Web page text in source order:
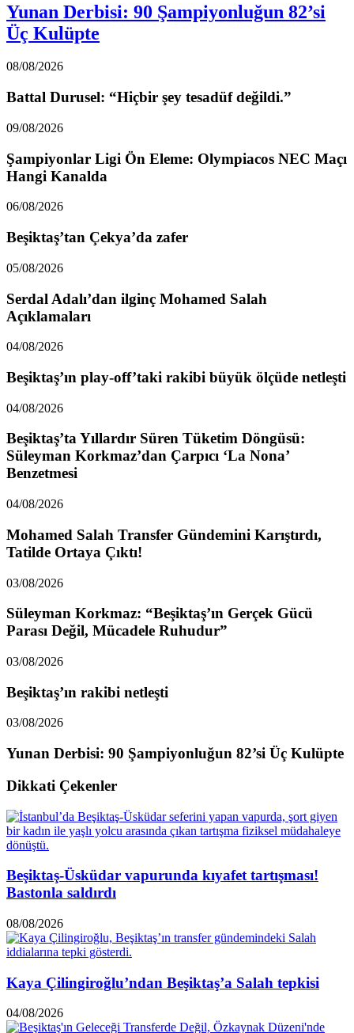
Yunan Derbisi: 90 Şampiyonluğun 82’si
Üç Kulüpte
08/08/2026
Battal Durusel: “Hiçbir şey tesadüf değildi.”
09/08/2026
Şampiyonlar Ligi Ön Eleme: Olympiacos NEC Maçı
Hangi Kanalda
06/08/2026
Beşiktaş’tan Çekya’da zafer
05/08/2026
Serdal Adalı’dan ilginç Mohamed Salah
Açıklamaları
04/08/2026
Beşiktaş’ın play-off’taki rakibi büyük ölçüde netleşti
04/08/2026
Beşiktaş’ta Yıllardır Süren Tüketim Döngüsü:
Süleyman Korkmaz’dan Çarpıcı ‘La Nona’
Benzetmesi
04/08/2026
Mohamed Salah Transfer Gündemini Karıştırdı,
Tatilde Ortaya Çıktı!
03/08/2026
Süleyman Korkmaz: “Beşiktaş’ın Gerçek Gücü
Parası Değil, Mücadele Ruhudur”
03/08/2026
Beşiktaş’ın rakibi netleşti
03/08/2026
Yunan Derbisi: 90 Şampiyonluğun 82’si Üç Kulüpte
Dikkati Çekenler
Beşiktaş-Üsküdar vapurunda kıyafet tartışması!
Bastonla saldırdı
08/08/2026
Kaya Çilingiroğlu’ndan Beşiktaş’a Salah tepkisi
04/08/2026